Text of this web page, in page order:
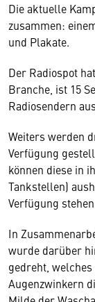
Die aktuelle
zusammen:
und Plakate.
Der Radiospot
Branche, ist 15
Radiosendern
Weiters werden
Verfügung
können diese in
Tankstellen)
Verfügung
In
wurde darüber
gedreht,
Augenzwinkern